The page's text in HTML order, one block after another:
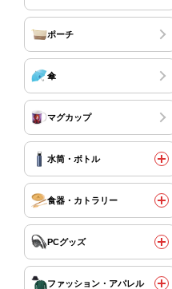
ポーチ
傘
マグカップ
水筒・ボトル
食器・カトラリー
PCグッズ
ファッション・アパレル